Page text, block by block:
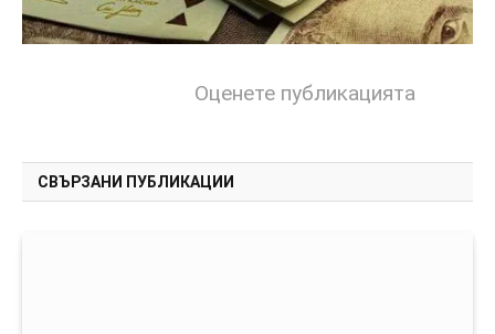
Оценете публикацията
СВЪРЗАНИ ПУБЛИКАЦИИ